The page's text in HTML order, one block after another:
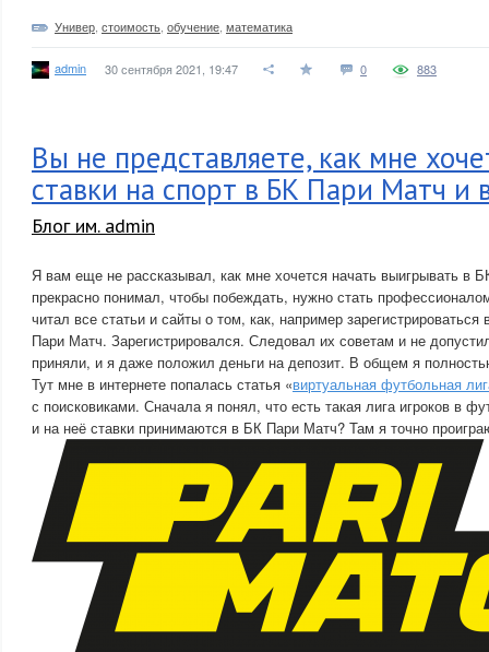
Универ стоимость обучение математика
admin 30 сентября 2021, 19:47 0 883
Вы не представляете, как мне
ставки на спорт в БК Пари Матч и
Блог им. admin
Я вам еще не рассказывал, как мне хочется начать выигрывать в
прекрасно понимал, чтобы побеждать, нужно стать
читал все статьи и сайты о том, как, например зарегистрироваться
Пари Матч. Зарегистрировался. Следовал их советам и не
приняли, и я даже положил деньги на депозит. В общем я
Тут мне в интернете попалась статья «виртуальная футбольная
с поисковиками. Сначала я понял, что есть такая лига игроков в
и на неё ставки принимаются в БК Пари Матч? Там я точно